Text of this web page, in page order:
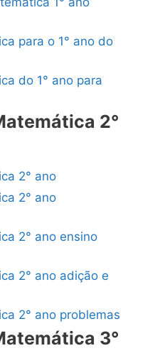
para o 1° ano do
do 1° ano para
2°
2° ano
2° ano
2° ano ensino
2° ano adição e
2° ano problemas
3°